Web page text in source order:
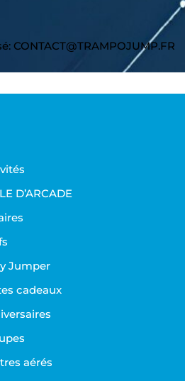
D’ARCADE
Jumper
cadeaux
aérés